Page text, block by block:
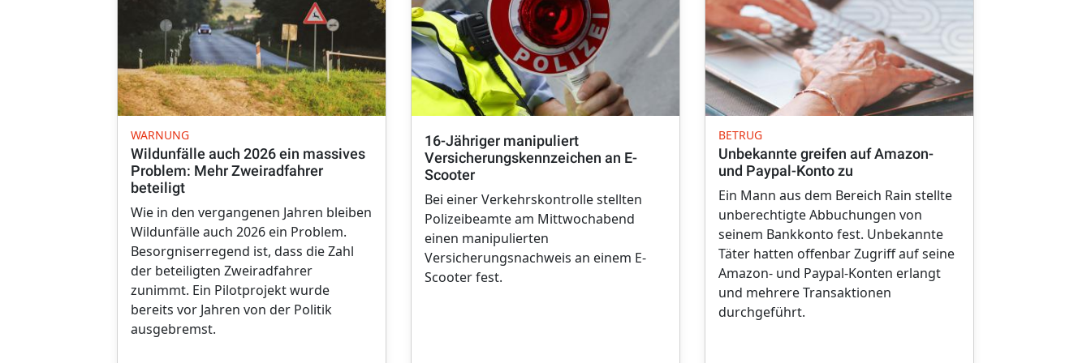
WARNUNG
Wildunfälle auch 2026 ein massives
Problem: Mehr Zweiradfahrer
beteiligt
Wie in den vergangenen Jahren bleiben
Wildunfälle auch 2026 ein Problem.
Besorgniserregend ist, dass die Zahl
der beteiligten Zweiradfahrer
zunimmt. Ein Pilotprojekt wurde
bereits vor Jahren von der Politik
ausgebremst.
16-Jähriger manipuliert
Versicherungskennzeichen an E-
Scooter
Bei einer Verkehrskontrolle stellten
Polizeibeamte am Mittwochabend
einen manipulierten
Versicherungsnachweis an einem E-
Scooter fest.
BETRUG
Unbekannte greifen auf Amazon-
und Paypal-Konto zu
Ein Mann aus dem Bereich Rain stellte
unberechtigte Abbuchungen von
seinem Bankkonto fest. Unbekannte
Täter hatten offenbar Zugriff auf seine
Amazon- und Paypal-Konten erlangt
und mehrere Transaktionen
durchgeführt.